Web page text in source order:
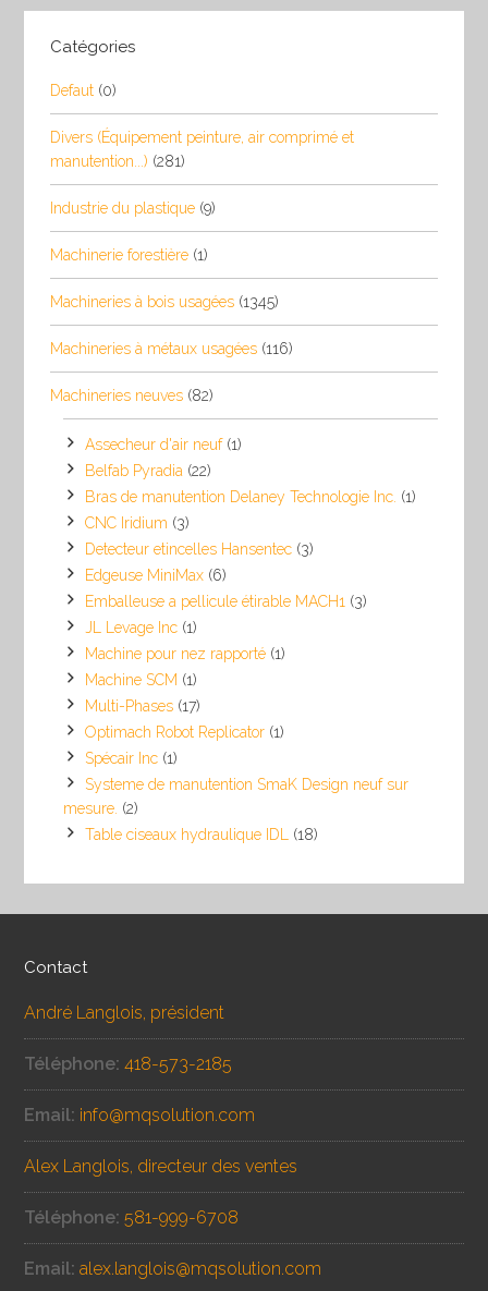
Catégories
Defaut (0)
Divers (Équipement peinture, air comprimé et
manutention...) (281)
Industrie du plastique (9)
Machinerie forestière (1)
Machineries à bois usagées (1345)
Machineries à métaux usagées (116)
Machineries neuves (82)
Assecheur d'air neuf (1)
Belfab Pyradia (22)
Bras de manutention Delaney Technologie Inc. (1)
CNC Iridium (3)
Detecteur etincelles Hansentec (3)
Edgeuse MiniMax (6)
Emballeuse a pellicule étirable MACH1 (3)
JL Levage Inc (1)
Machine pour nez rapporté (1)
Machine SCM (1)
Multi-Phases (17)
Optimach Robot Replicator (1)
Spécair Inc (1)
Systeme de manutention SmaK Design neuf sur
mesure. (2)
Table ciseaux hydraulique IDL
(18)
Contact
André Langlois, président
Téléphone: 418-573-2185
Email: info@mqsolution.com
Alex Langlois, directeur des ventes
Téléphone: 581-999-6708
Email:alex.langlois@mqsolution.com